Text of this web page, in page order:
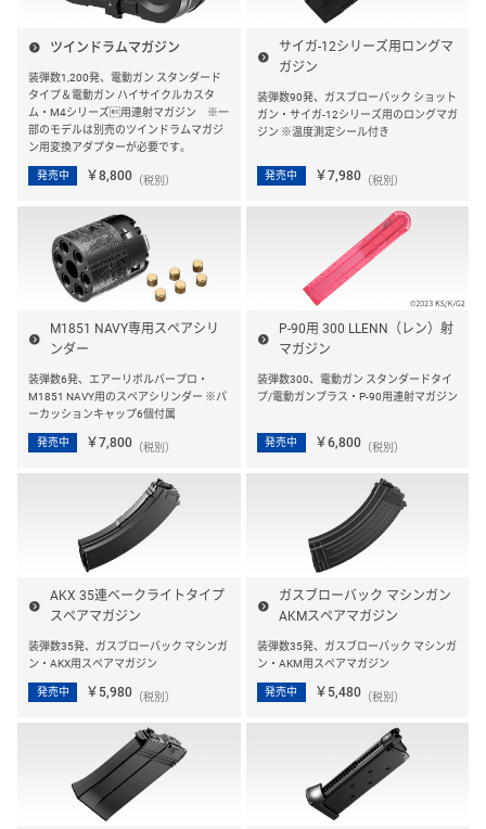
ツインドラムマガジン
装弾数1,200発、電動ガン スタンダード
タイプ＆電動ガン ハイサイクルカスタ
ム・M4シリーズ用連射マガジン ※一
部のモデルは別売のツインドラムマガジ
ン用変換アダプターが必要です。
発売中 ￥8,800 （税別）
サイガ-12シリーズ用ロングマ
ガジン
装弾数90発、ガスブローバック ショット
ガン・サイガ-12シリーズ用のロングマガ
ジン ※温度測定シール付き
発売中 ￥7,980（税別）
M1851 NAVY専用スペアシリ
ンダー
装弾数6発、エアーリボルバープロ・
M1851 NAVY用のスペアシリンダー ※パ
ーカッションキャップ6個付属
発売中 ￥7,800 （税別）
P-90用 300 LLENN（レン）射
マガジン
装弾数300、電動ガン スタンダードタイ
プ/電動ガンプラス・P-90用連射マガジン
発売中 ￥6,800（税別）
AKX 35連ベークライトタイプ
スペアマガジン
装弾数35発、ガスブローバック マシンガ
ン・AKX用スペアマガジン
発売中 ￥5,980 （税別）
ガスブローバック マシンガン
AKMスペアマガジン
装弾数35発、ガスブローバック マシンガ
ン・AKM用スペアマガジン
発売中 ￥5,480（税別）